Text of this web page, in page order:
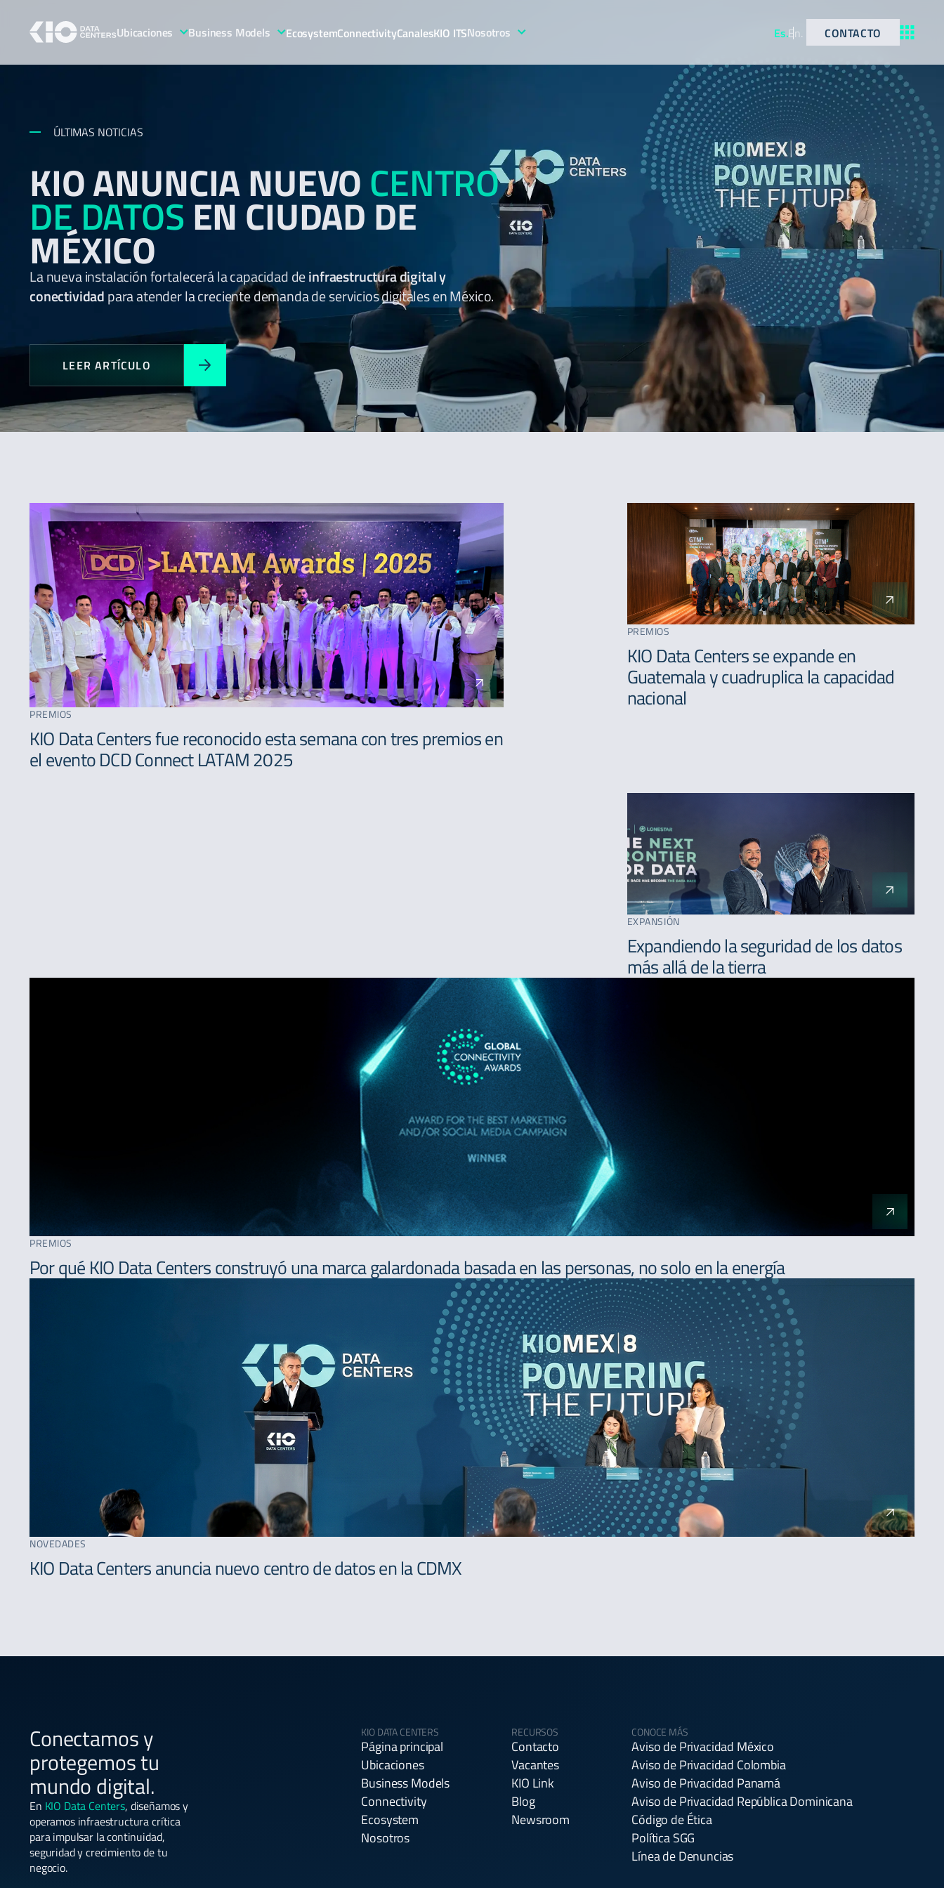
Ubicaciones Business Models EcosystemConnectivityCanalesKIO ITSNosotros Es.En. CONTACTO
ÚLTIMAS NOTICIAS
KIO ANUNCIA NUEVOCENTRO
DE DATOS EN CIUDAD DE
MÉXICO
La nueva instalación fortalecerá la capacidad deinfraestructura digital y
conectividadpara atender la creciente demanda de servicios digitales en México.
LEER ARTÍCULO
TodosExpansiónNovedadesPremios ORDENAR
Más reciente
Menos reciente
PREMIOS
KIO Data Centers fue reconocido esta semana con tres premios en
el evento DCD Connect LATAM 2025
PREMIOS
KIO Data Centers se expande en
Guatemala y cuadruplica la capacidad
nacional
EXPANSIÓN
Expandiendo la seguridad de los datos
más allá de la tierra
PREMIOS
Por qué KIO Data Centers construyó una marca galardonada basada en las personas, no solo en la energía
NOVEDADES
KIO Data Centers anuncia nuevo centro de datos en la CDMX
Conectamos y
protegemos tu
mundo digital.
En KIO Data Centers, diseñamos y
operamos infraestructura crítica
para impulsar la continuidad,
seguridad y crecimiento de tu
negocio.
KIO DATA CENTERS
Página principal
Ubicaciones
Business Models
Connectivity
Ecosystem
Nosotros
RECURSOS
Contacto
Vacantes
KIO Link
Blog
Newsroom
CONOCE MÁS
Aviso de Privacidad México
Aviso de Privacidad Colombia
Aviso de Privacidad Panamá
Aviso de Privacidad República Dominicana
Código de Ética
Política SGG
Línea de Denuncias